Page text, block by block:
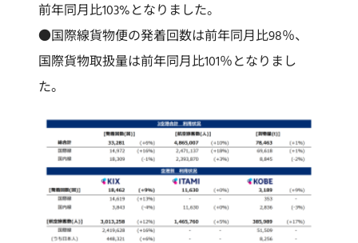
前年同月比103%となりました。
●国際線貨物便の発着回数は前年同月比98％、
国際貨物取扱量は前年同月比101％となりまし
た。